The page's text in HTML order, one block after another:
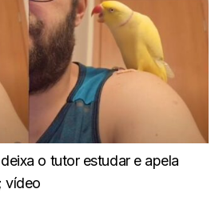
o tutor estudar e apela
vídeo